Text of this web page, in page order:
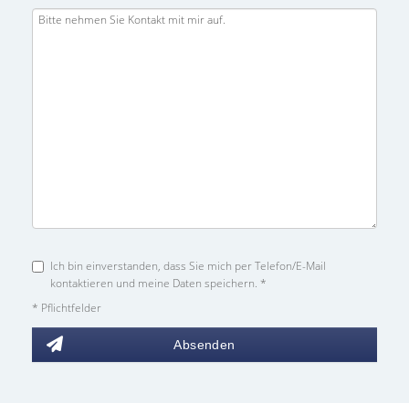
Ich bin einverstanden, dass Sie mich per Telefon/E-Mail
kontaktieren und meine Daten speichern. *
* Pflichtfelder
Absenden